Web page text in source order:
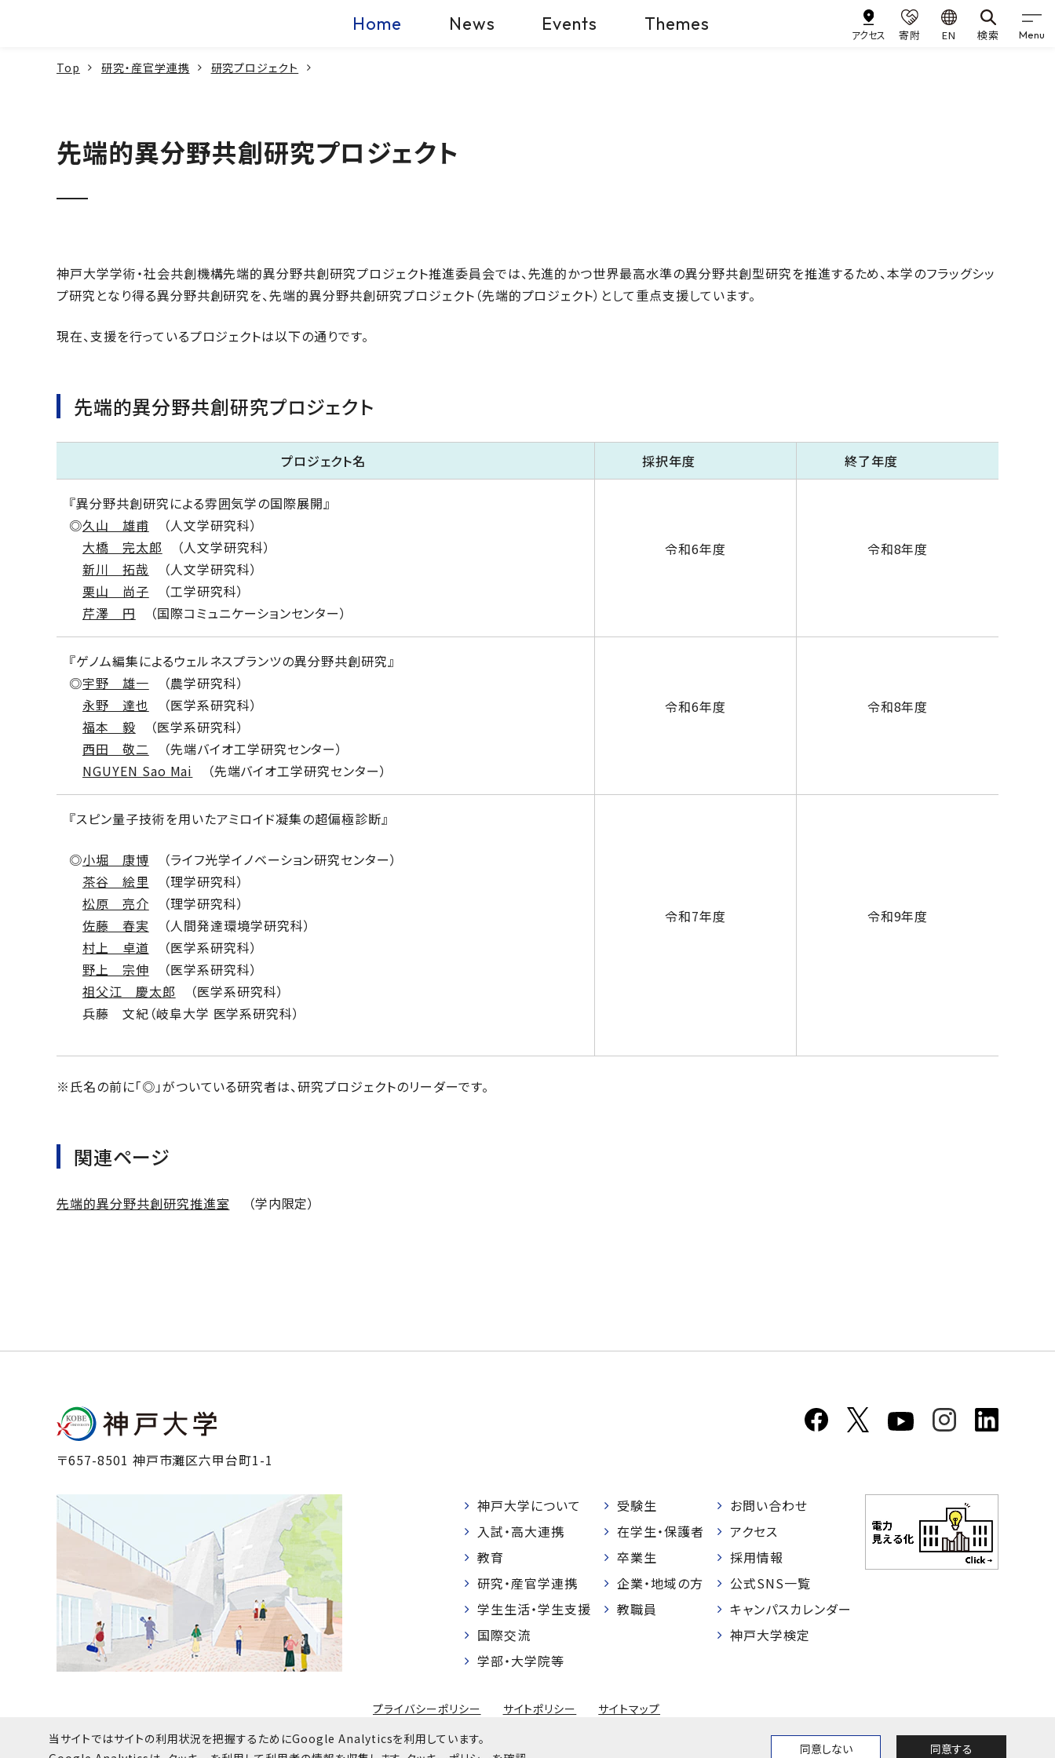
当サイトではサイトの利用状況を把握するためにGoogle Analyticsを利用しています。
同意しない 同意する
Home News Events Themes
アクセス 寄附 EN 検索 Menu
Top 研究・産官学連携 研究プロジェクト
先端的異分野共創研究プロジェクト
神戸大学学術・社会共創機構先端的異分野共創研究プロジェクト推進委員会では、先進的かつ世界最高水準の異分野共創型研究を推進するため、本学のフラッグシッ
プ研究となり得る異分野共創研究を、先端的異分野共創研究プロジェクト（先端的プロジェクト）として重点支援しています。
現在、支援を行っているプロジェクトは以下の通りです。
先端的異分野共創研究プロジェクト
プロジェクト名 採択年度 終了年度
『異分野共創研究による雰囲気学の国際展開』
◎久山 雄甫
（人文学研究科）
大橋 完太郎
（人文学研究科）
新川 拓哉
（人文学研究科）
栗山 尚子
（工学研究科）
芹澤 円
（国際コミュニケーションセンター）
令和6年度 令和8年度
『ゲノム編集によるウェルネスプランツの異分野共創研究』
◎宇野 雄一
（農学研究科）
永野 達也
（医学系研究科）
福本 毅
（医学系研究科）
西田 敬二
（先端バイオ工学研究センター）
NGUYEN Sao Mai
（先端バイオ工学研究センター）
令和6年度 令和8年度
『スピン量子技術を用いたアミロイド凝集の超偏極診断』
◎小堀 康博
（ライフ光学イノベーション研究センター）
茶谷 絵里
（理学研究科）
松原 亮介
（理学研究科）
佐藤 春実
（人間発達環境学研究科）
村上 卓道
（医学系研究科）
野上 宗伸
（医学系研究科）
祖父江 慶太郎
（医学系研究科）
兵藤 文紀（岐阜大学 医学系研究科）
令和7年度 令和9年度
※氏名の前に「◎」がついている研究者は、研究プロジェクトのリーダーです。
関連ページ
先端的異分野共創研究推進室 （学内限定）
〒657-8501 神戸市灘区六甲台町1-1
神戸大学について
入試・高大連携
教育
研究・産官学連携
学生生活・学生支援
国際交流
学部・大学院等
受験生
在学生・保護者
卒業生
企業・地域の方
教職員
お問い合わせ
アクセス
採用情報
公式SNS一覧
キャンパスカレンダー
神戸大学検定
プライバシーポリシー サイトポリシー サイトマップ